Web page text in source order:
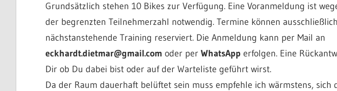
Grundsätzlich stehen 10 Bikes zur Verfügung. Eine Voranmeldung ist
der begrenzten Teilnehmerzahl notwendig. Termine können
nächstanstehende Training reserviert. Die Anmeldung kann per Mail an
eckhardt.dietmar@gmail.com oder per WhatsApperfolgen. Eine
Dir ob Du dabei bist oder auf der Warteliste geführt wirst.
Da der Raum dauerhaft belüftet sein muss empfehle ich wärmstens, sich